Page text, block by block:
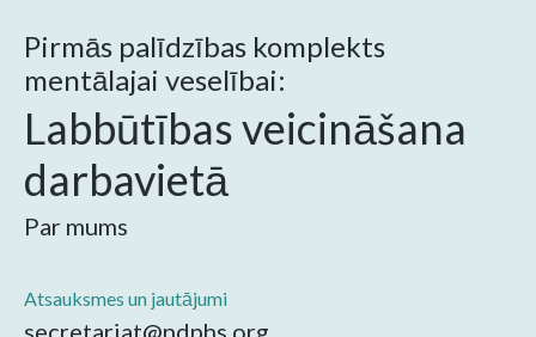
Pirmās palīdzības komplekts
mentālajai veselībai:
Labbūtības veicināšana
darbavietā
Par mums
Atsauksmes un jautājumi
secretariat@ndphs.org